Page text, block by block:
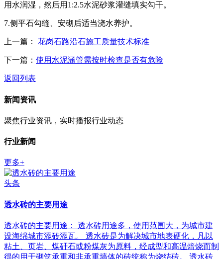
用水润湿，然后用1:2.5水泥砂浆灌缝填实勾干。
7.侧平石勾缝、安砌后适当浇水养护。
上一篇： 花岗石路沿石施工质量技术标准
下一篇： 使用水泥涵管需按时检查是否有危险
返回列表
新闻资讯
聚焦行业资讯，实时播报行业动态
行业新闻
更多+
头条
透水砖的主要用途
透水砖的主要用途： 透水砖用途多，使用范围大，为城市建
设海绵城市添砖添瓦。 透水砖是为解决城市地表硬化，凡以
粘土、页岩、煤矸石或粉煤灰为原料，经成型和高温焙烧而制
得的用于砌筑承重和非承重墙体的砖统称为烧结砖。 透水砖